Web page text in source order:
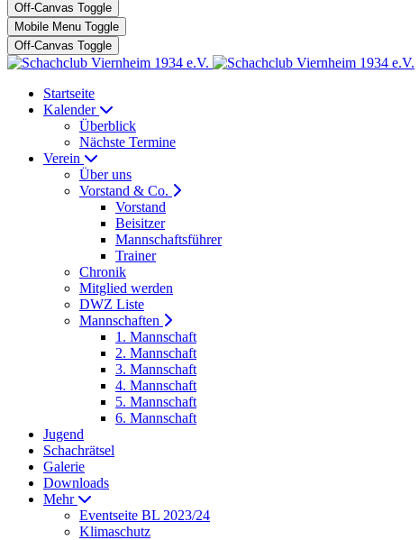
Off-Canvas Toggle
Mobile Menu Toggle
Off-Canvas Toggle
Startseite
Kalender
Überblick
Nächste Termine
Verein
Über uns
Vorstand & Co.
Vorstand
Beisitzer
Mannschaftsführer
Trainer
Chronik
Mitglied werden
DWZ Liste
Mannschaften
1. Mannschaft
2. Mannschaft
3. Mannschaft
4. Mannschaft
5. Mannschaft
6. Mannschaft
Jugend
Schachrätsel
Galerie
Downloads
Mehr
Eventseite BL 2023/24
Klimaschutz